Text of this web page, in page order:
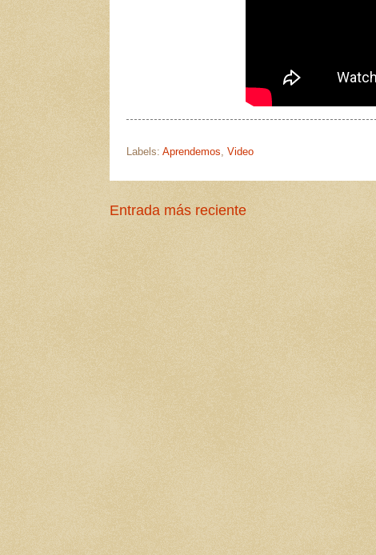
Labels: Aprendemos Video
Entrada más reciente